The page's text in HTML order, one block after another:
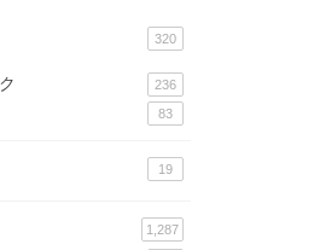
320
236
83
19
1,287